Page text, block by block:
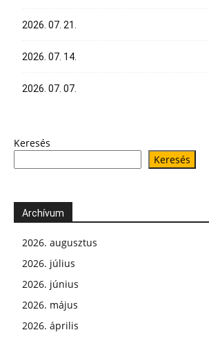
2026. 07. 21.
2026. 07. 14.
2026. 07. 07.
Keresés
Keresés
Archívum
2026. augusztus
2026. július
2026. június
2026. május
2026. április